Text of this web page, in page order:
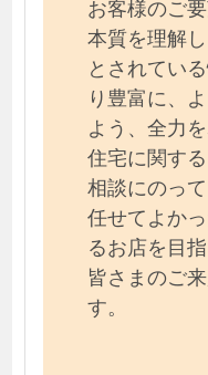
お客様のご
本質を理解
とされてい
り豊富に、
よう、全力
住宅に関す
相談にのっ
任せてよか
るお店を目
皆さまのご
す。